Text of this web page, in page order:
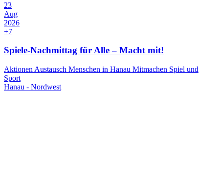
23
Aug
2026
+7
Spiele-Nachmittag für Alle – Macht mit!
Aktionen Austausch Menschen in Hanau Mitmachen Spiel und
Sport
Hanau - Nordwest